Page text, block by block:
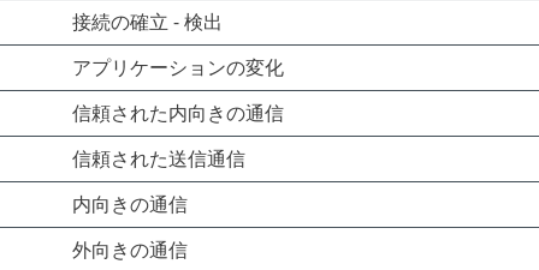
接続の確立 - 検出
アプリケーションの変化
信頼された内向きの通信
信頼された送信通信
内向きの通信
外向きの通信